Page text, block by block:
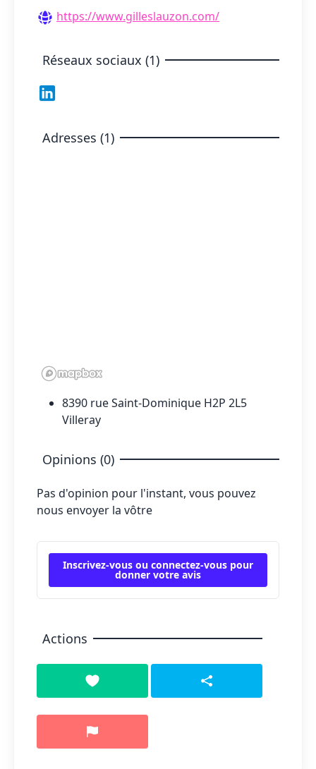
https://www.gilleslauzon.com/
Réseaux sociaux (1)
Adresses (1)
8390 rue Saint-Dominique H2P 2L5
Villeray
Opinions (0)
Pas d'opinion pour l'instant, vous pouvez
nous envoyer la vôtre
Inscrivez-vous ou connectez-vous pour
donner votre avis
Actions